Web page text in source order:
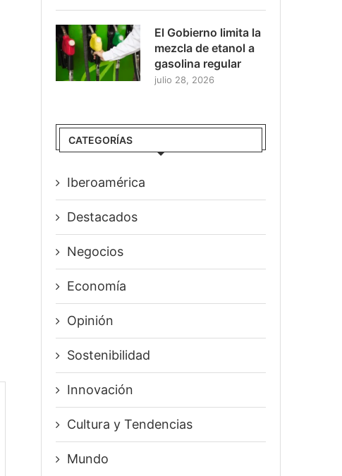
El Gobierno limita la
mezcla de etanol a
gasolina regular
julio 28, 2026
CATEGORÍAS
Iberoamérica
Destacados
Negocios
Economía
Opinión
Sostenibilidad
Innovación
⁠Cultura y Tendencias
Mundo